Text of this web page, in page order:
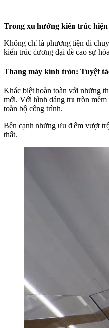
Trong xu hướng kiến trúc hiện
Không chỉ là phương tiện di
kiến trúc đương đại đề cao sự
Thang máy kính tròn: Tuyệt
Khác biệt hoàn toàn với những
mới. Với hình dáng trụ tròn mềm
toàn bộ công trình.
Bên cạnh những ưu điểm vượt
thất.